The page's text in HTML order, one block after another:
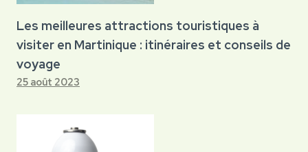
Les meilleures attractions touristiques à
visiter en Martinique : itinéraires et conseils de
voyage
25 août 2023